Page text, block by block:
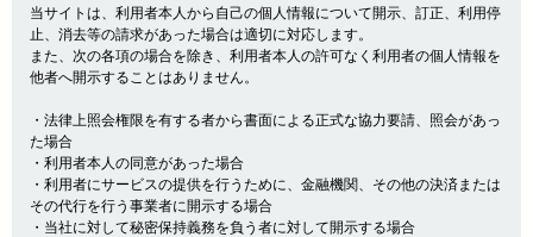
当サイトは、利用者本人から自己の個人情報について開示、訂正、利用停
止、消去等の請求があった場合は適切に対応します。
また、次の各項の場合を除き、利用者本人の許可なく利用者の個人情報を
他者へ開示することはありません。
・法律上照会権限を有する者から書面による正式な協力要請、照会があっ
た場合
・利用者本人の同意があった場合
・利用者にサービスの提供を行うために、金融機関、その他の決済または
その代行を行う事業者に開示する場合
・当社に対して秘密保持義務を負う者に対して開示する場合